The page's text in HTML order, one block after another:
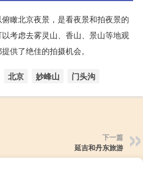
瞰北京夜景，是看夜景和拍夜景的
考虑去雾灵山、香山、景山等地观
供了绝佳的拍摄机会。
北京 妙峰山 门头沟
下一篇
延吉和丹东旅游